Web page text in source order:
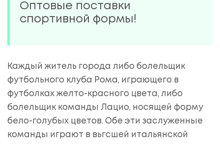
Оптовые поставки
спортивной формы!
Каждый житель города либо болельщик
футбольного клуба Рома, играющего в
футболках желто-красного цвета, либо
болельщик команды Лацио, носящей форму
бело-голубых цветов. Обе эти заслуженные
команды играют в вьгсшей итальянской